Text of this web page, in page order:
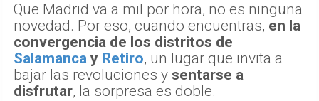
Que Madrid va a mil por hora, no es ninguna
novedad. Por eso, cuando encuentras, en la
convergencia de los distritos de
Salamanca y Retiro, un lugar que invita a
bajar las revoluciones y sentarse a
disfrutar, la sorpresa es doble.